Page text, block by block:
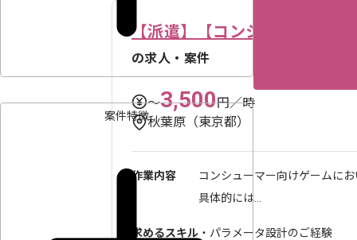
案件特徴
【派遣】【コンシューマー向
の求人・案件
〜3,500円／時
秋葉原（東京都）
作業内容
コンシューマー向けゲームに
具体的には...
求めるスキル ・パラメータ設計のご経験